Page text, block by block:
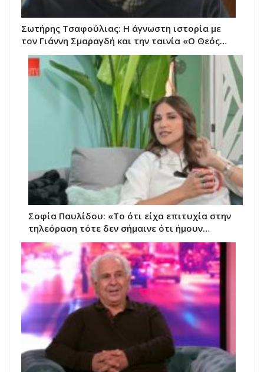
Σωτήρης Τσαφούλιας: Η άγνωστη ιστορία με
τον Γιάννη Σμαραγδή και την ταινία «Ο Θεός…
Σοφία Παυλίδου: «Το ότι είχα επιτυχία στην
τηλεόραση τότε δεν σήμαινε ότι ήμουν…